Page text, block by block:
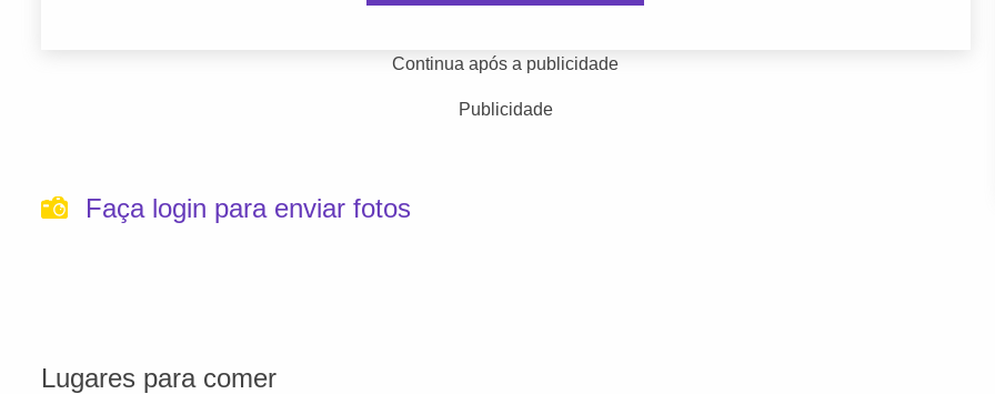
Continua após a publicidade
Publicidade
Faça login para enviar fotos
Lugares para comer